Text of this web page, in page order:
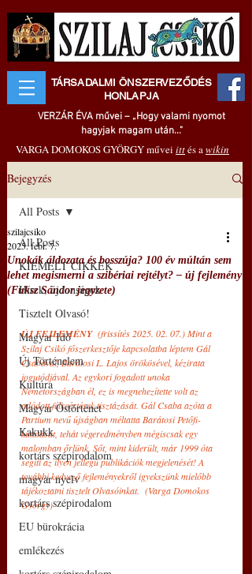
TÁRSADALMI ÖNSZERVEZŐDÉS
HONLAPJA
VERZÁR ÉVA művei – „Hogy valami nyomot
hagyjak magam után..."
VARGA DOMOKOS GYÖRGY művei ittés awikin
Bejegyzés
All Posts
KIEMELT CIKKEK
Hírek, újdonságok
Tisztelt Olvasó!
Magyar Idő
Új Történelem
Kultúra
Magyar Őstörténet
Kakukk
kortárs szépirodalom
magyar nyelv
kortárs szépirodalom
EU bürokrácia
emlékezés
All Posts
Unokák áldozata és bosszúja? 100 év múltán sem
lehet megismerni a szibériai rejtélyt? ‒ új fejlemény
(Fuksz Sándor jegyzete)
szilajcsiko
2025. febr. 7.
ÚJ FEJLEMÉNY (frissítés 2025. 02. 07.) Mint a
Szilaj Csikó főszerkesztője kapcsolatba léptem Gál
Csabával, Barátosi L. Lajos örökösével, kézirata
jogutódjával. Az egykori fogadott unoka
Németországban él, ez is megnehezítette volt az
adódott félreértések tisztázását. Gál Csaba azóta a
Partium nevű újságban méltatta Barátosi Petőfi-
kutatását, tehát végeredményben mégiscsak egy
malomban őrlünk. Sőt, mint kiderült, már 1999 óta
segíti az ilyen jellegű publikációk megjelenését! A
további kedvező fejleményekről igyekszünk mielőbb
tájékoztatni tisztelt Olvasóinkat.  (Varga Domokos
György)